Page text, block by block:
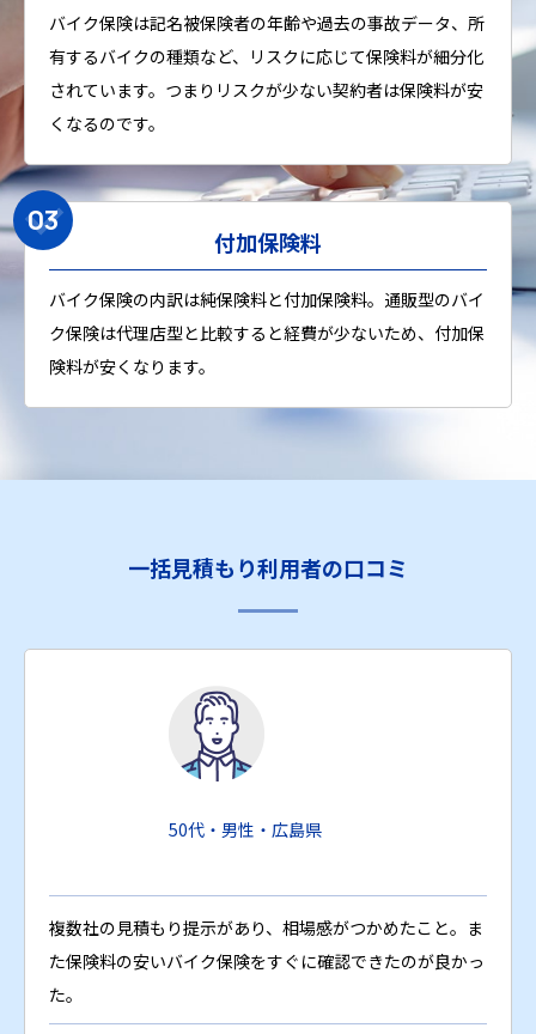
バイク保険は記名被保険者の年齢や過去の事故データ、所
有するバイクの種類など、リスクに応じて保険料が細分化
されています。つまりリスクが少ない契約者は保険料が安
くなるのです。
付加保険料
バイク保険の内訳は純保険料と付加保険料。通販型のバイ
ク保険は代理店型と比較すると経費が少ないため、付加保
険料が安くなります。
一括見積もり利用者の口コミ
50代・男性・広島県
複数社の見積もり提示があり、相場感がつかめたこと。ま
た保険料の安いバイク保険をすぐに確認できたのが良かっ
た。